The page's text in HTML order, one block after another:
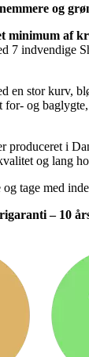
og
minimum af
7 indvendige
en stor kurv,
og
produceret i
og lang
tage med
– 10